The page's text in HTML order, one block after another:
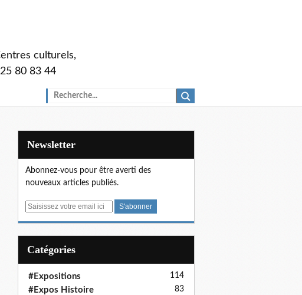
culturels,
80 83 44
Newsletter
Abonnez-vous pour être averti des
nouveaux articles publiés.
E
Catégories
#Expositions 114
#Expos Histoire 83